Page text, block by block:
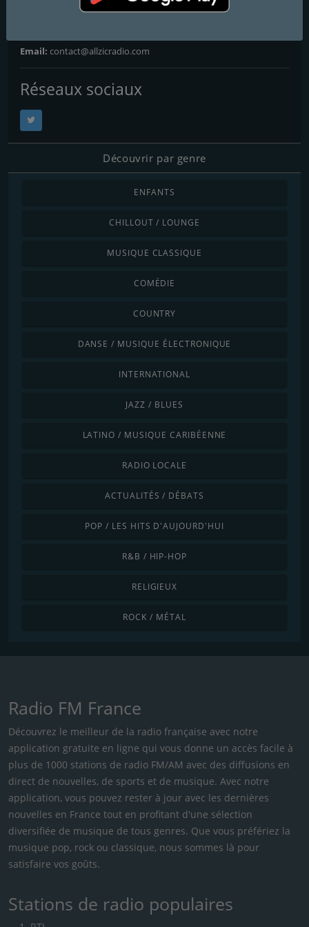
Contacts
Email: contact@allzicradio.com
Réseaux sociaux
Découvrir par genre
ENFANTS
CHILLOUT / LOUNGE
MUSIQUE CLASSIQUE
COMÉDIE
COUNTRY
DANSE / MUSIQUE ÉLECTRONIQUE
INTERNATIONAL
JAZZ / BLUES
LATINO / MUSIQUE CARIBÉENNE
RADIO LOCALE
ACTUALITÉS / DÉBATS
POP / LES HITS D'AUJOURD'HUI
R&B / HIP-HOP
RELIGIEUX
ROCK / MÉTAL
Radio FM France
Découvrez le meilleur de la radio française avec notre
application gratuite en ligne qui vous donne un accès facile à
plus de 1000 stations de radio FM/AM avec des diffusions en
direct de nouvelles, de sports et de musique. Avec notre
application, vous pouvez rester à jour avec les dernières
nouvelles en France tout en profitant d'une sélection
diversifiée de musique de tous genres. Que vous préfériez la
musique pop, rock ou classique, nous sommes là pour
satisfaire vos goûts.
Stations de radio populaires